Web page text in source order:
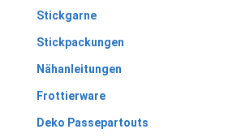
Stickgarne
Stickpackungen
Nähanleitungen
Frottierware
Deko Passepartouts